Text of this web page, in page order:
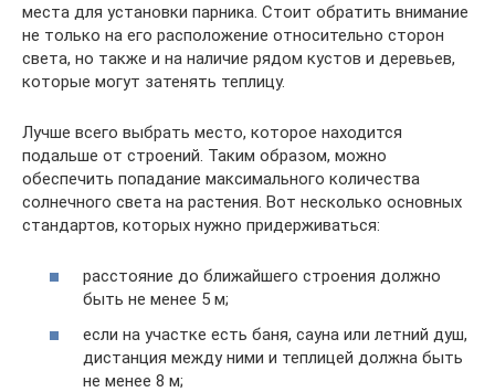
места для установки парника. Стоит обратить внимание
не только на его расположение относительно сторон
света, но также и на наличие рядом кустов и деревьев,
которые могут затенять теплицу.
Лучше всего выбрать место, которое находится
подальше от строений. Таким образом, можно
обеспечить попадание максимального количества
солнечного света на растения. Вот несколько основных
стандартов, которых нужно придерживаться:
расстояние до ближайшего строения должно
быть не менее 5 м;
если на участке есть баня, сауна или летний душ,
дистанция между ними и теплицей должна быть
не менее 8 м;